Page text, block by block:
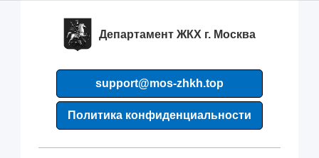
Департамент ЖКХ г. Москва
support@mos-zhkh.top
Политика конфиденциальности